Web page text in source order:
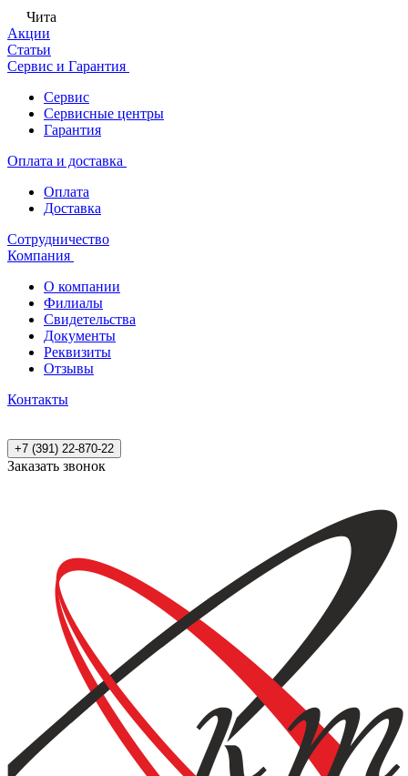
Чита
Акции
Статьи
Сервис и Гарантия
Сервис
Сервисные центры
Гарантия
Оплата и доставка
Оплата
Доставка
Сотрудничество
Компания
О компании
Филиалы
Свидетельства
Документы
Реквизиты
Отзывы
Контакты
+7 (391) 22-870-22
Заказать звонок